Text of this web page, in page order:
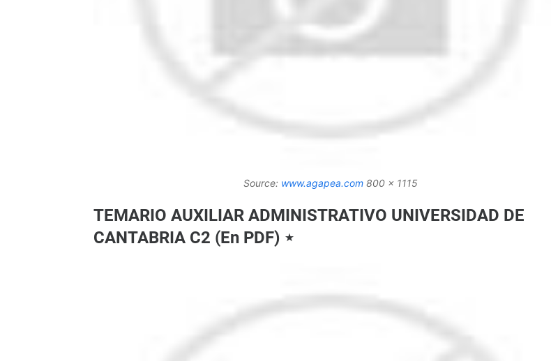
Source: www.agapea.com 800 x 1115
TEMARIO AUXILIAR ADMINISTRATIVO UNIVERSIDAD DE
CANTABRIA C2 (En PDF) ⋆